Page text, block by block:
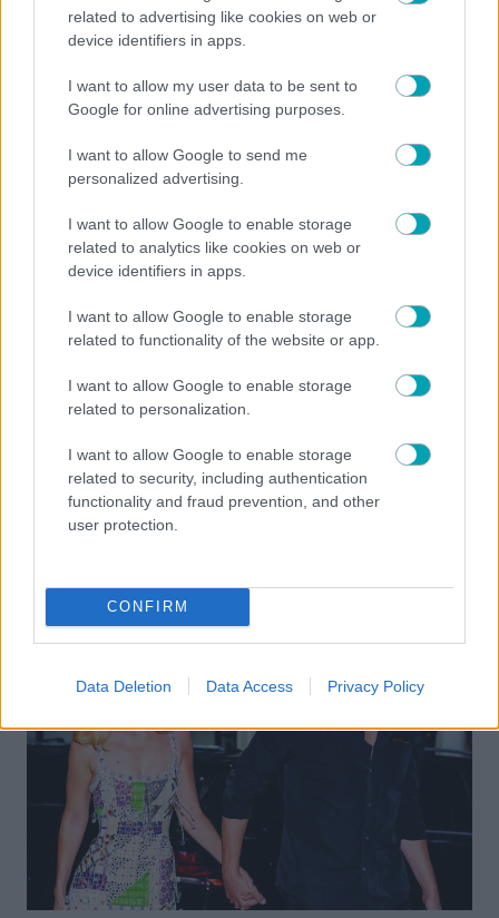
related to advertising like cookies on web or
device identifiers in apps.
I want to allow my user data to be sent to
Google for online advertising purposes.
I want to allow Google to send me
personalized advertising.
I want to allow Google to enable storage
related to analytics like cookies on web or
device identifiers in apps.
I want to allow Google to enable storage
related to functionality of the website or app.
I want to allow Google to enable storage
related to personalization.
I want to allow Google to enable storage
related to security, including authentication
functionality and fraud prevention, and other
user protection.
CONFIRM
Data Deletion Data Access Privacy Policy
HOLLYWOOD,MEDIA NEWS
Νικόλ Κίντμαν, Ζόε Σαλντάνα και Όμαρ Επς
απολαμβάνουν τις διακοπές τους στη Μύκονο